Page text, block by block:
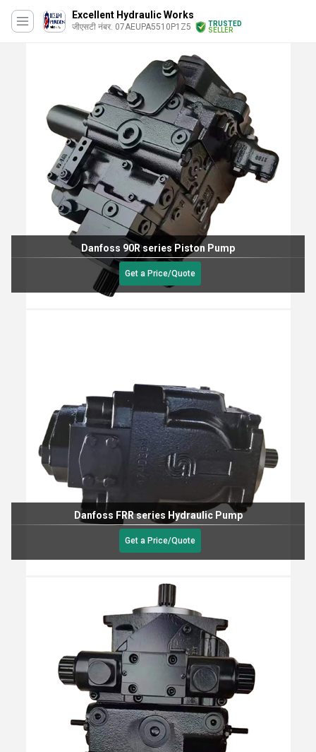
Excellent Hydraulic Works
जीएसटी नंबर. 07AEUPA5510P1Z5
TRUSTED
SELLER
Danfoss 90R series Piston Pump
Get a Price/Quote
Danfoss FRR series Hydraulic Pump
Get a Price/Quote